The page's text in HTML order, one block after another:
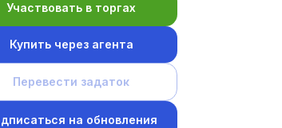
Участвовать в торгах
Купить через агента
Перевести задаток
на обновления